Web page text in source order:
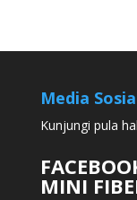
Media
Kunjungi pula
MINI